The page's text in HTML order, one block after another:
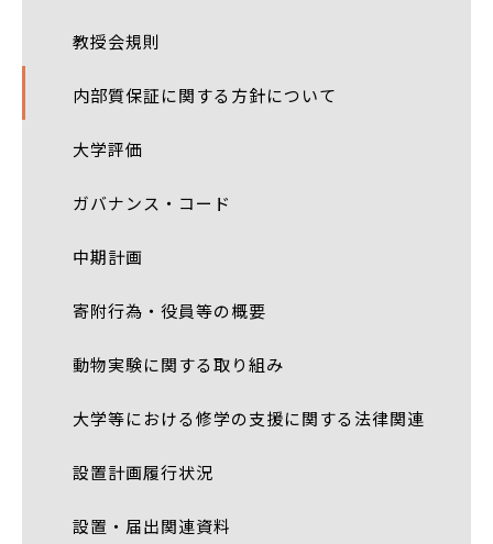
教授会規則
内部質保証に関する方針について
大学評価
ガバナンス・コード
中期計画
寄附行為・役員等の概要
動物実験に関する取り組み
大学等における修学の支援に関する法律関連
設置計画履行状況
設置・届出関連資料